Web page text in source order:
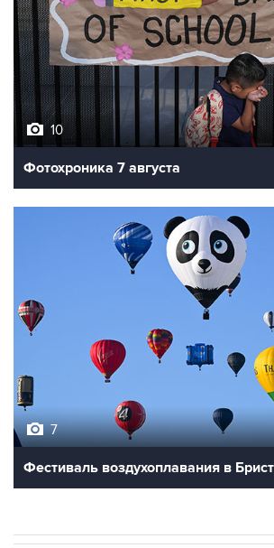
10
Фотохроника 7 августа
7
Фестиваль воздухоплавания в